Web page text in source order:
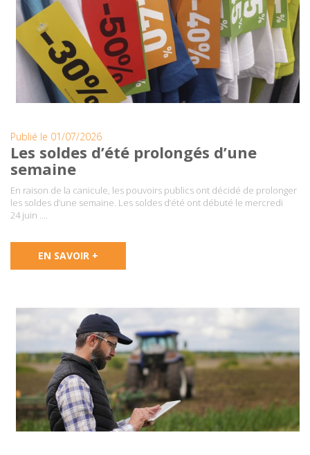
Publié le 01/07/2026
Les soldes d’été prolongés d’une
semaine
En raison de la canicule, les pouvoirs publics ont décidé de prolonger
les soldes d’une semaine. Les soldes d’été ont débuté le mercredi
24 juin ….
EN SAVOIR +